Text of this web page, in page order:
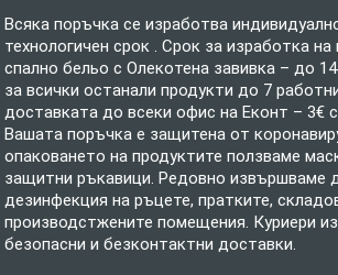
Всяка поръчка се изработва
технологичен срок . Срок за изработка
спално бельо с Олекотена завивка – до
за всички останали продукти до 7
доставката до всеки офис на Еконт – 3€
Вашата поръчка е защитена от
опаковането на продуктите ползваме
защитни ръкавици. Редовно извършваме
дезинфекция на ръцете, пратките,
производстжените помещения. Куриери
безопасни и безконтактни доставки.